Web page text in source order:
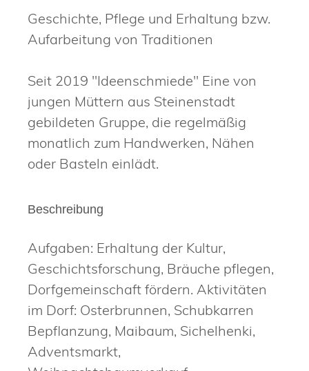
Geschichte, Pflege und Erhaltung bzw.
Aufarbeitung von Traditionen
Seit 2019 "Ideenschmiede" Eine von
jungen Müttern aus Steinenstadt
gebildeten Gruppe, die regelmäßig
monatlich zum Handwerken, Nähen
oder Basteln einlädt.
Beschreibung
Aufgaben: Erhaltung der Kultur,
Geschichtsforschung, Bräuche pflegen,
Dorfgemeinschaft fördern. Aktivitäten
im Dorf: Osterbrunnen, Schubkarren
Bepflanzung, Maibaum, Sichelhenki,
Adventsmarkt,